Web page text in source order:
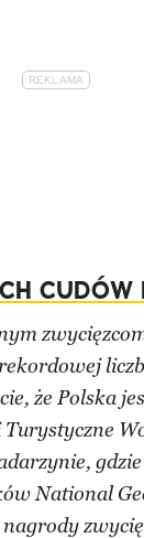
CUDÓW
że Polska
gdzie
National